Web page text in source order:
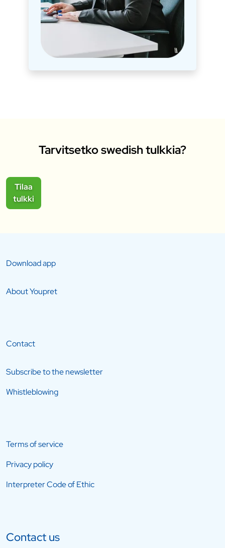
Tarvitsetko swedish tulkkia?
Tilaa
tulkki
Download app
About Youpret
Contact
Subscribe to the newsletter
Whistleblowing
Terms of service
Privacy policy
Interpreter Code of Ethic
Contact us